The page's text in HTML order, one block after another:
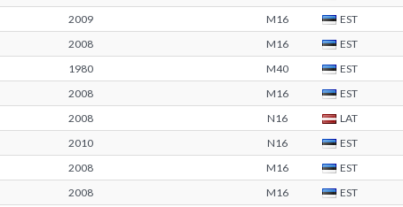
2009 M16 EST
2008 M16 EST
1980 M40 EST
2008 M16 EST
2008 N16 LAT
2010 N16 EST
2008 M16 EST
2008 M16 EST